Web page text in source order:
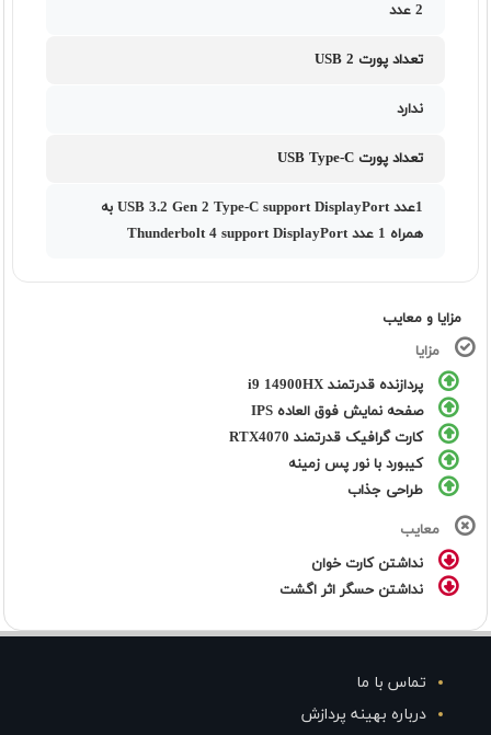
2 عدد
تعداد پورت USB 2
ندارد
تعداد پورت USB Type-C
1عدد USB 3.2 Gen 2 Type-C support DisplayPort به
همراه 1 عدد Thunderbolt 4 support DisplayPort
مزایا و معایب
مزایا
پردازنده قدرتمند i9 14900HX
صفحه نمایش فوق العاده IPS
کارت گرافیک قدرتمند RTX4070
کیبورد با نور پس زمینه
طراحی جذاب
معایب
نداشتن کارت خوان
نداشتن حسگر اثر اگشت
تماس با ما
درباره بهینه پردازش